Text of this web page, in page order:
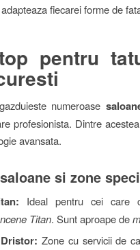
fiecarei forme de
pentru
numeroase
profesionista. Dintre
avansata.
si zone
Ideal pentru cei care
Titan. Sunt aproape de
Zone cu servicii de